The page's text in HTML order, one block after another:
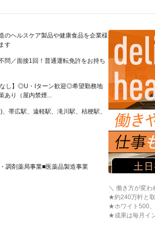
のヘルスケア製品や健康食品を企業様
す
問／面接1回！普通運転免許をお持ち
なし】◎U・Iターン歓迎◎希望勤務地
り（屋内禁煙...
帯広駅、遠軽駅、滝川駅、桔梗駅、
調剤薬局事業■医薬品製造事業
＼ 働き方が変わ
★約240万軒と
★ホワイト500
★成果は毎月イ